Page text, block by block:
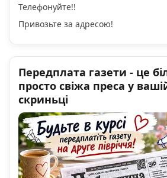
Телефонуйте!!
Привозьте за адресою!
Передплата газети - це
просто свіжа преса у
скриньці